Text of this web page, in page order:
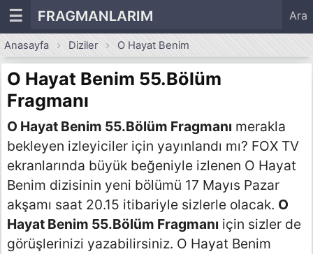
☰ FRAGMANLARIM Ara
Anasayfa Diziler O Hayat Benim
O Hayat Benim 55.Bölüm
Fragmanı
O Hayat Benim 55.Bölüm Fragmanı merakla
bekleyen izleyiciler için yayınlandı mı? FOX TV
ekranlarında büyük beğeniyle izlenen O Hayat
Benim dizisinin yeni bölümü 17 Mayıs Pazar
akşamı saat 20.15 itibariyle sizlerle olacak. O
Hayat Benim 55.Bölüm Fragmanı için sizler de
görüşlerinizi yazabilirsiniz. O Hayat Benim